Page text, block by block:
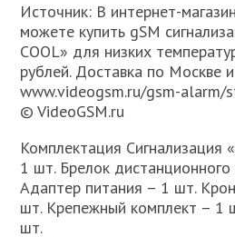
Источник: В интернет-
можете купить gSM
COOL» для низких
рублей. Доставка по Москве
www.videogsm.ru/gsm-alarm/
© VideoGSM.ru
Комплектация Сигнализация
1 шт. Брелок
Адаптер питания – 1 шт.
шт. Крепежный комплект – 1
шт.